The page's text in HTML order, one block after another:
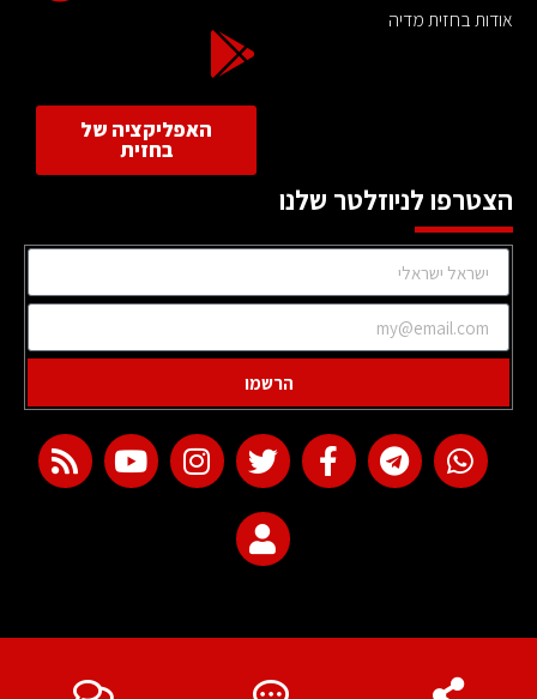
אודות בחזית מדיה
האפליקציה של
בחזית
הצטרפו לניוזלטר שלנו
הרשמו